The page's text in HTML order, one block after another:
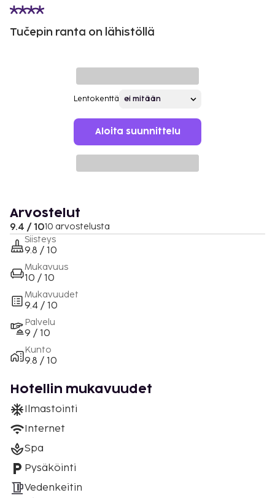
Tučepin ranta on lähistöllä
Lentokenttä
Aloita suunnittelu
Arvostelut
9.4 / 1010 arvostelusta
Siisteys
9.8 / 10
Mukavuus
10 / 10
Mukavuudet
9.4 / 10
Palvelu
9 / 10
Kunto
9.8 / 10
Hotellin mukavuudet
Ilmastointi
Internet
Spa
Pysäköinti
Vedenkeitin